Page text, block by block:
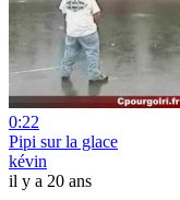
0:22
Pipi sur la glace
kévin
il y a 20 ans